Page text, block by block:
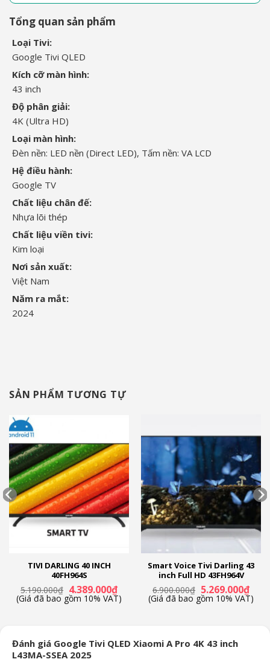
Tổng quan sản phẩm
Loại Tivi:
Google Tivi QLED
Kích cỡ màn hình:
43 inch
Độ phân giải:
4K (Ultra HD)
Loại màn hình:
Đèn nền: LED nền (Direct LED), Tấm nền: VA LCD
Hệ điều hành:
Google TV
Chất liệu chân đế:
Nhựa lõi thép
Chất liệu viền tivi:
Kim loại
Nơi sản xuất:
Việt Nam
Năm ra mắt:
2024
SẢN PHẨM TƯƠNG TỰ
TIVI DARLING 40 INCH
40FH964S
5.190.000₫ Giá
gốc
là:
4.389.000₫Giá
hiện
tại
(Giá đã bao gồm 10% VAT)
Smart Voice Tivi Darling 43
inch Full HD 43FH964V
6.900.000₫ Giá
gốc
là:
5.269.000₫Giá
hiện
tại
(Giá đã bao gồm 10% VAT)
Đánh giá Google Tivi QLED Xiaomi A Pro 4K 43 inch
L43MA-SSEA 2025